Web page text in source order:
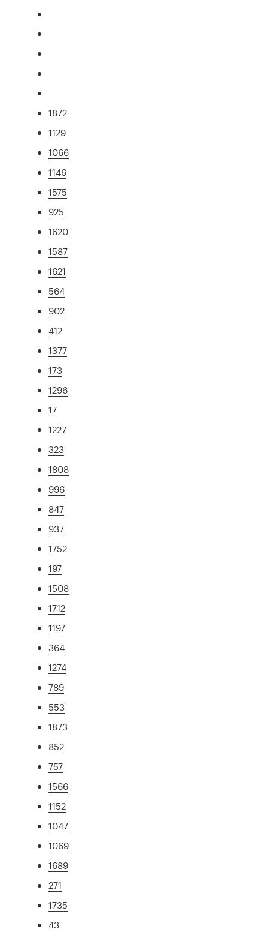
1872
1129
1066
1146
1575
925
1620
1587
1621
564
902
412
1377
173
1296
17
1227
323
1808
996
847
937
1752
197
1508
1712
1197
364
1274
789
553
1873
852
757
1566
1152
1047
1069
1689
271
1735
43